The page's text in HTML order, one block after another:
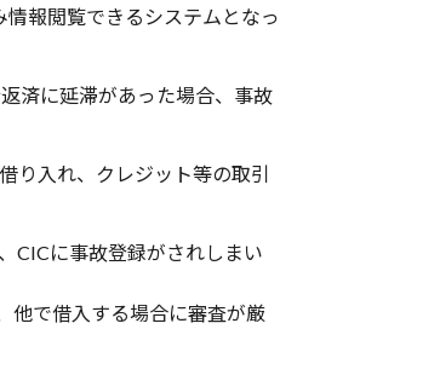
報閲覧できるシステムとなっ
済に延滞があった場合、事故
り入れ、クレジット等の取引
CICに事故登録がされしまい
他で借入する場合に審査が厳